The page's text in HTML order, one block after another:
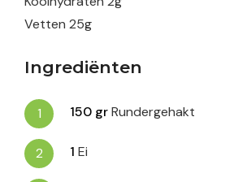
Vetten 25g
Ingrediënten
150 grRundergehakt
1 Ei